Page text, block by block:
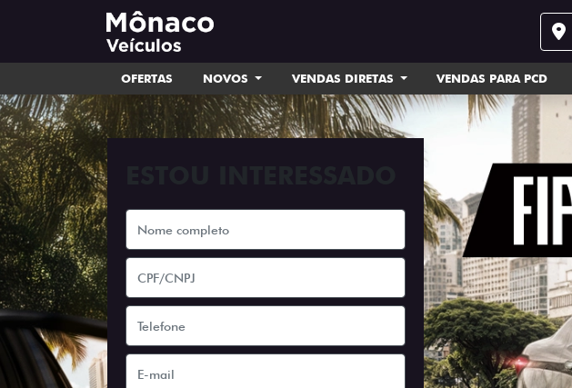
OFERTAS NOVOS VENDAS DIRETAS VENDAS PARA PCD